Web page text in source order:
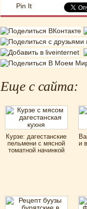
Pin It
Еще с сайта:
Курзе: дагестанские
пельмени с мясной
томатной начинкой
и